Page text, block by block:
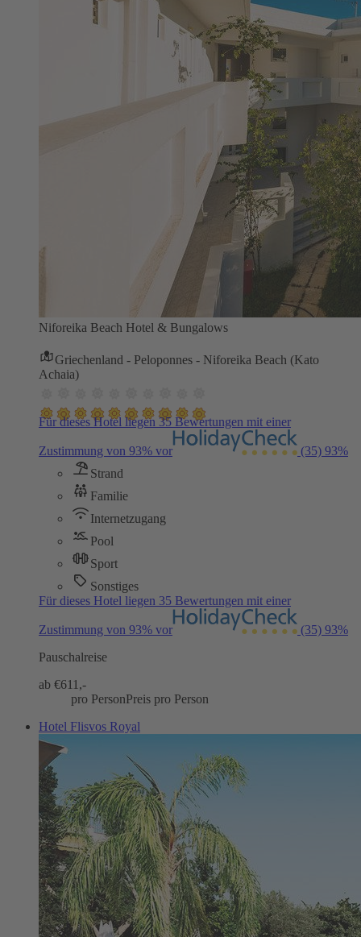
Niforeika Beach Hotel & Bungalows
Griechenland - Peloponnes - Niforeika Beach (Kato
Achaia)
Für dieses Hotel liegen 35 Bewertungen mit einer
Zustimmung von 93% vor (35) 93%
Strand
Familie
Internetzugang
Pool
Sport
Sonstiges
Für dieses Hotel liegen 35 Bewertungen mit einer
Zustimmung von 93% vor (35) 93%
Pauschalreise
ab €611,-
pro PersonPreis pro Person
Hotel Flisvos Royal